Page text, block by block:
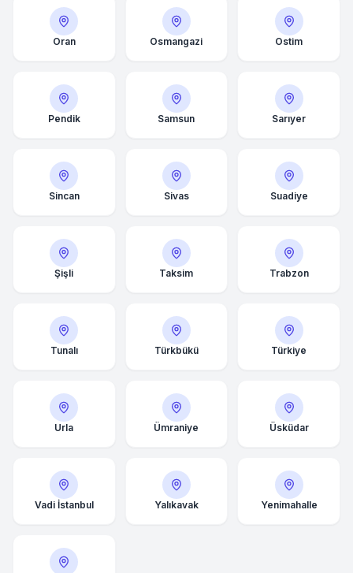
Oran Osmangazi Ostim
Pendik Samsun Sarıyer
Sincan Sivas Suadiye
Şişli Taksim Trabzon
Tunalı Türkbükü Türkiye
Urla Ümraniye Üsküdar
Vadi İstanbul Yalıkavak Yenimahalle